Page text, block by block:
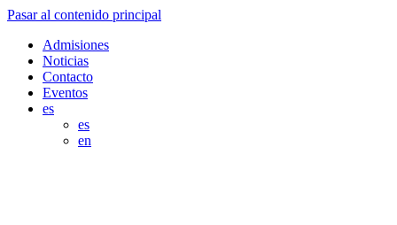
Pasar al contenido principal
Admisiones
Noticias
Contacto
Eventos
es
es
en